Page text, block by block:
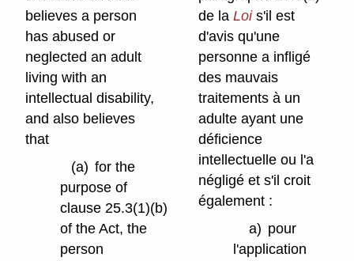
believes a person
has abused or
neglected an adult
living with an
intellectual disability,
and also believes
that
(a) for the
purpose of
clause 25.3(1)⁠(b)
of the Act, the
person
de laLois'il est
d'avis qu'une
personne a infligé
des mauvais
traitements à un
adulte ayant une
déficience
intellectuelle ou l'a
négligé et s'il croit
également :
a) pour
l'application